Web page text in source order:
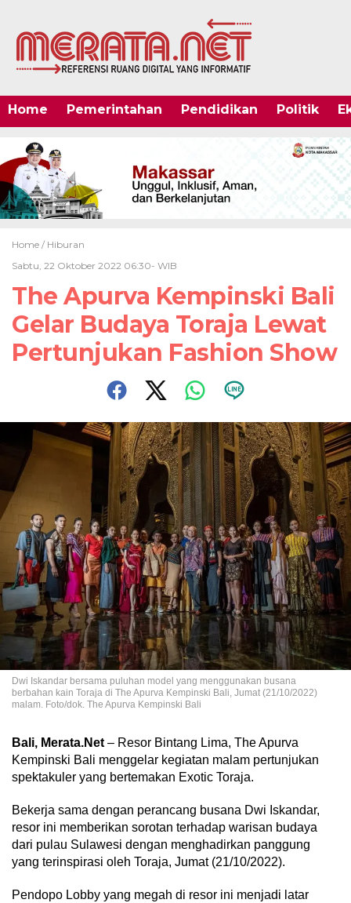
Home Pemerintahan Pendidikan Politik
Home / Hiburan
Sabtu, 22 Oktober 2022 06:30- WIB
The Apurva Kempinski Bali
Gelar Budaya Toraja Lewat
Pertunjukan Fashion Show
Dwi Iskandar bersama puluhan model yang menggunakan busana
berbahan kain Toraja di The Apurva Kempinski Bali, Jumat (21/10/2022)
malam. Foto/dok. The Apurva Kempinski Bali
Bali, Merata.Net – Resor Bintang Lima, The Apurva
Kempinski Bali menggelar kegiatan malam pertunjukan
spektakuler yang bertemakan Exotic Toraja.
Bekerja sama dengan perancang busana Dwi Iskandar,
resor ini memberikan sorotan terhadap warisan budaya
dari pulau Sulawesi dengan menghadirkan panggung
yang terinspirasi oleh Toraja, Jumat (21/10/2022).
Pendopo Lobby yang megah di resor ini menjadi latar